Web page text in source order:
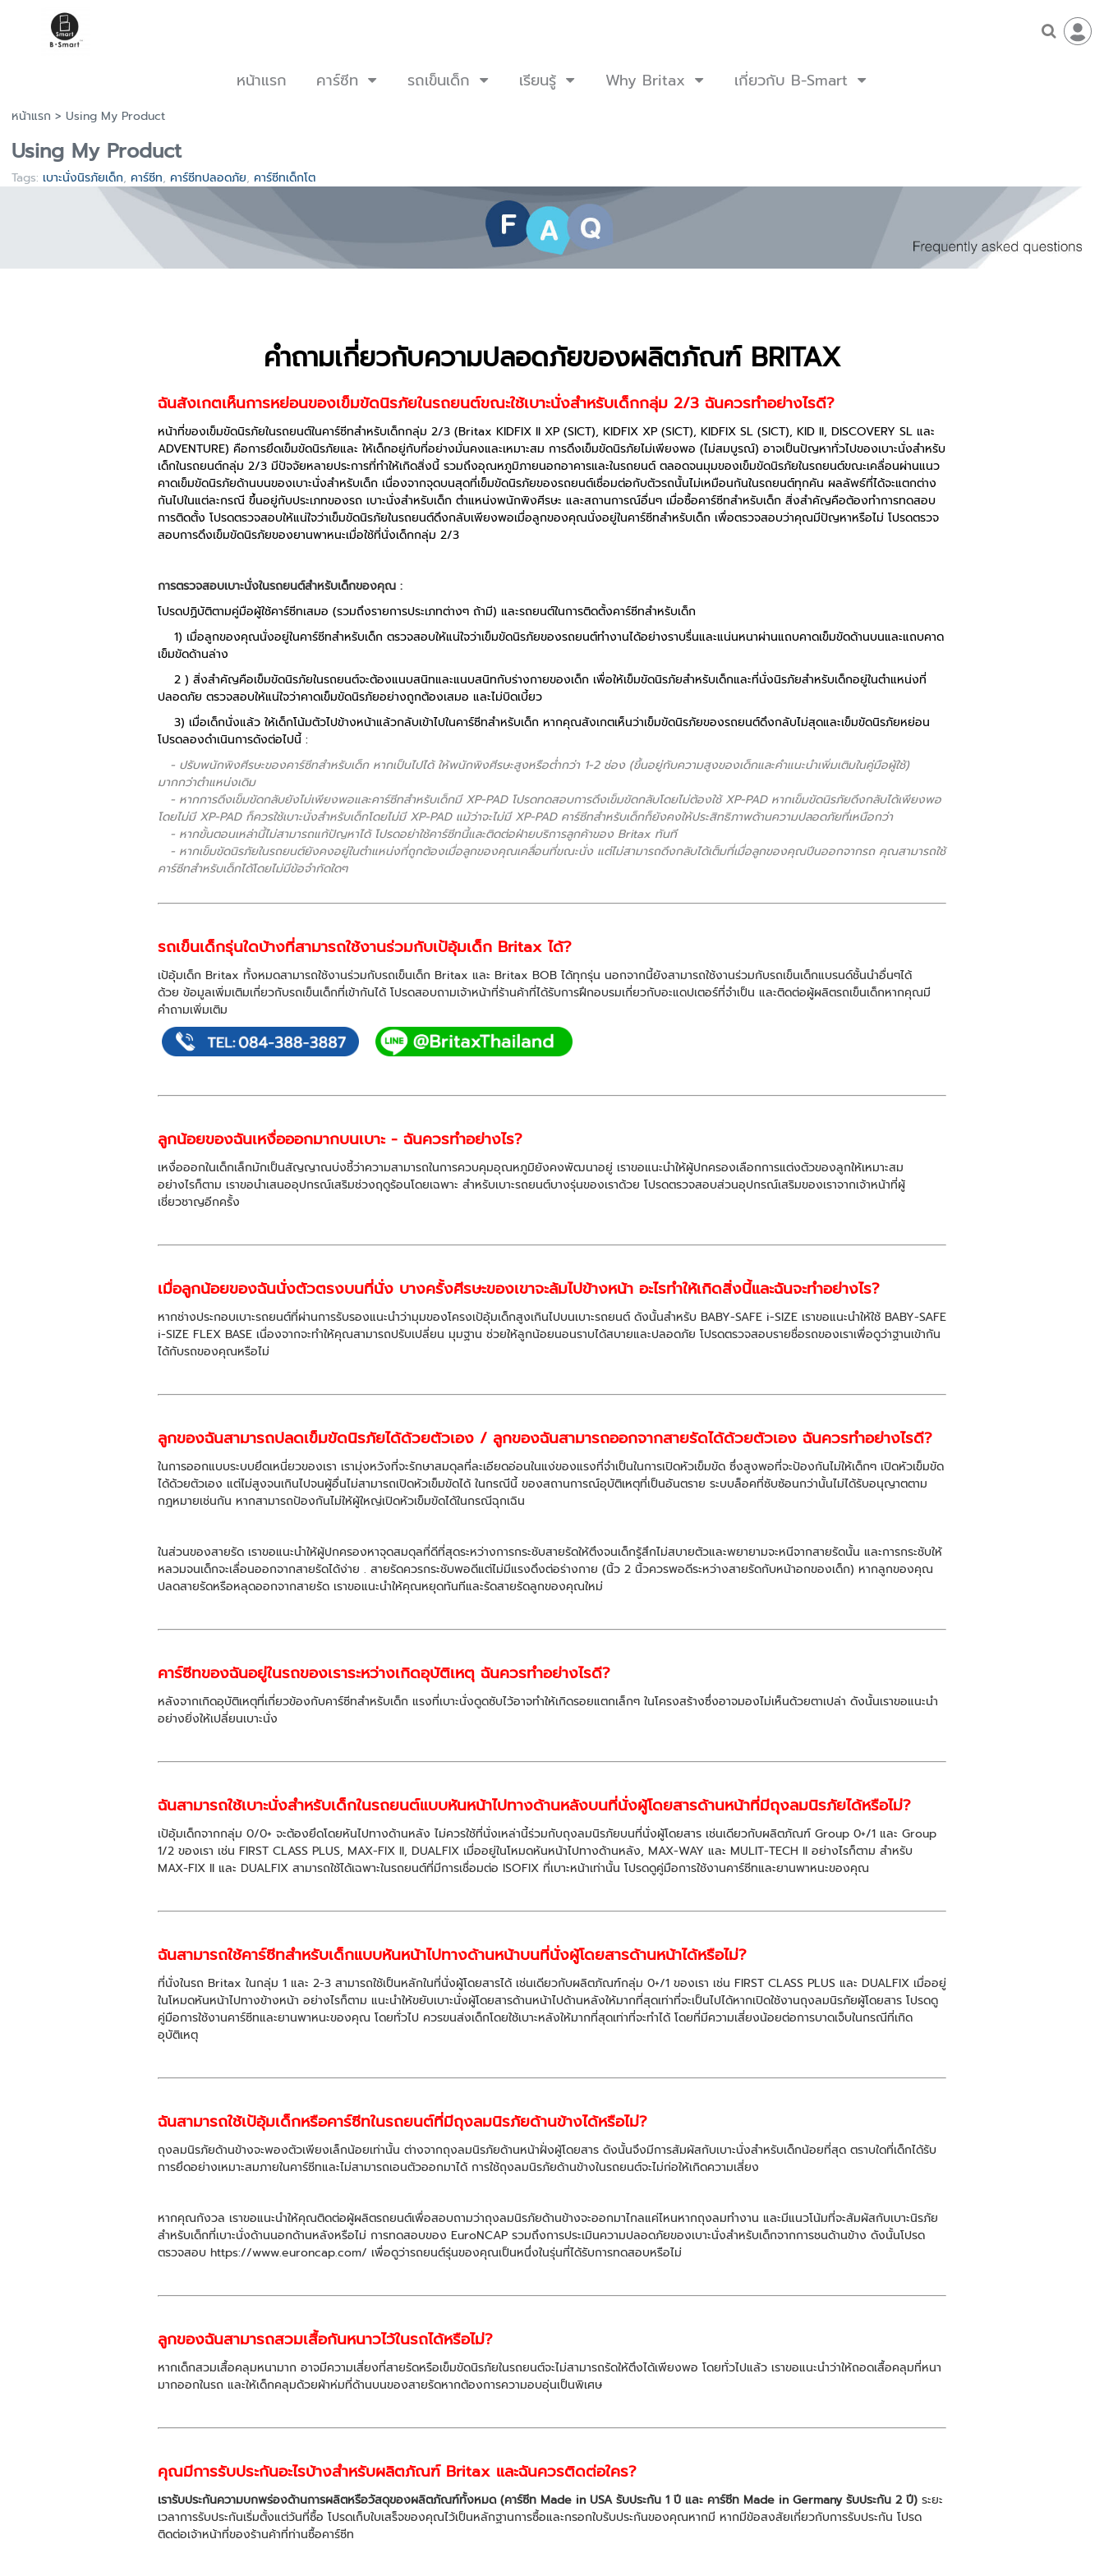
หน้าแรก คาร์ซีท รถเข็นเด็ก เรียนรู้ Why Britax เกี่ยวกับ B-Smart
หน้าแรก > Using My Product
Using My Product
Tags: เบาะนั่งนิรภัยเด็ก, คาร์ซีท, คาร์ซีทปลอดภัย, คาร์ซีทเด็กโต
คำถามเกี่ยวกับความปลอดภัยของผลิตภัณฑ์ BRITAX
ฉันสังเกตเห็นการหย่อนของเข็มขัดนิรภัยในรถยนต์ขณะใช้เบาะนั่งสำหรับเด็กกลุ่ม 2/3 ฉันควรทำอย่างไรดี?
หน้าที่ของเข็มขัดนิรภัยในรถยนต์ในคาร์ซีทสำหรับเด็กกลุ่ม 2/3 (Britax KIDFIX II XP (SICT), KIDFIX XP (SICT), KIDFIX SL (SICT), KID II, DISCOVERY SL และ
ADVENTURE) คือการยึดเข็มขัดนิรภัยและ ให้เด็กอยู่กับที่อย่างมั่นคงและเหมาะสม การดึงเข็มขัดนิรภัยไม่เพียงพอ (ไม่สมบูรณ์) อาจเป็นปัญหาทั่วไปของเบาะนั่งสำหรับ
เด็กในรถยนต์กลุ่ม 2/3 มีปัจจัยหลายประการที่ทำให้เกิดสิ่งนี้ รวมถึงอุณหภูมิภายนอกอาคารและในรถยนต์ ตลอดจนมุมของเข็มขัดนิรภัยในรถยนต์ขณะเคลื่อนผ่านแนว
คาดเข็มขัดนิรภัยด้านบนของเบาะนั่งสำหรับเด็ก เนื่องจากจุดบนสุดที่เข็มขัดนิรภัยของรถยนต์เชื่อมต่อกับตัวรถนั้นไม่เหมือนกันในรถยนต์ทุกคัน ผลลัพธ์ที่ได้จะแตกต่าง
กันไปในแต่ละกรณี ขึ้นอยู่กับประเภทของรถ เบาะนั่งสำหรับเด็ก ตำแหน่งพนักพิงศีรษะ และสถานการณ์อื่นๆ เมื่อซื้อคาร์ซีทสำหรับเด็ก สิ่งสำคัญคือต้องทำการทดสอบ
การติดตั้ง โปรดตรวจสอบให้แน่ใจว่าเข็มขัดนิรภัยในรถยนต์ดึงกลับเพียงพอเมื่อลูกของคุณนั่งอยู่ในคาร์ซีทสำหรับเด็ก เพื่อตรวจสอบว่าคุณมีปัญหาหรือไม่ โปรดตรวจ
สอบการดึงเข็มขัดนิรภัยของยานพาหนะเมื่อใช้ที่นั่งเด็กกลุ่ม 2/3
การตรวจสอบเบาะนั่งในรถยนต์สำหรับเด็กของคุณ :
โปรดปฏิบัติตามคู่มือผู้ใช้คาร์ซีทเสมอ (รวมถึงรายการประเภทต่างๆ ถ้ามี) และรถยนต์ในการติดตั้งคาร์ซีทสำหรับเด็ก
1) เมื่อลูกของคุณนั่งอยู่ในคาร์ซีทสำหรับเด็ก ตรวจสอบให้แน่ใจว่าเข็มขัดนิรภัยของรถยนต์ทำงานได้อย่างราบรื่นและแน่นหนาผ่านแถบคาดเข็มขัดด้านบนและแถบคาด
เข็มขัดด้านล่าง
2 ) สิ่งสำคัญคือเข็มขัดนิรภัยในรถยนต์จะต้องแนบสนิทและแนบสนิทกับร่างกายของเด็ก เพื่อให้เข็มขัดนิรภัยสำหรับเด็กและที่นั่งนิรภัยสำหรับเด็กอยู่ในตำแหน่งที่
ปลอดภัย ตรวจสอบให้แน่ใจว่าคาดเข็มขัดนิรภัยอย่างถูกต้องเสมอ และไม่บิดเบี้ยว
3) เมื่อเด็กนั่งแล้ว ให้เด็กโน้มตัวไปข้างหน้าแล้วกลับเข้าไปในคาร์ซีทสำหรับเด็ก หากคุณสังเกตเห็นว่าเข็มขัดนิรภัยของรถยนต์ดึงกลับไม่สุดและเข็มขัดนิรภัยหย่อน
โปรดลองดำเนินการดังต่อไปนี้ :
- ปรับพนักพิงศีรษะของคาร์ซีทสำหรับเด็ก หากเป็นไปได้ ให้พนักพิงศีรษะสูงหรือต่ำกว่า 1-2 ช่อง (ขึ้นอยู่กับความสูงของเด็กและคำแนะนำเพิ่มเติมในคู่มือผู้ใช้)
มากกว่าตำแหน่งเดิม
- หากการดึงเข็มขัดกลับยังไม่เพียงพอและคาร์ซีทสำหรับเด็กมี XP-PAD โปรดทดสอบการดึงเข็มขัดกลับโดยไม่ต้องใช้ XP-PAD หากเข็มขัดนิรภัยดึงกลับได้เพียงพอ
โดยไม่มี XP-PAD ก็ควรใช้เบาะนั่งสำหรับเด็กโดยไม่มี XP-PAD แม้ว่าจะไม่มี XP-PAD คาร์ซีทสำหรับเด็กก็ยังคงให้ประสิทธิภาพด้านความปลอดภัยที่เหนือกว่า
- หากขั้นตอนเหล่านี้ไม่สามารถแก้ปัญหาได้ โปรดอย่าใช้คาร์ซีทนี้และติดต่อฝ่ายบริการลูกค้าของ Britax ทันที
- หากเข็มขัดนิรภัยในรถยนต์ยังคงอยู่ในตำแหน่งที่ถูกต้องเมื่อลูกของคุณเคลื่อนที่ขณะนั่ง แต่ไม่สามารถดึงกลับได้เต็มที่เมื่อลูกของคุณปีนออกจากรถ คุณสามารถใช้
คาร์ซีทสำหรับเด็กได้โดยไม่มีข้อจำกัดใดๆ
รถเข็นเด็กรุ่นใดบ้างที่สามารถใช้งานร่วมกับเป้อุ้มเด็ก Britax ได้?
เป้อุ้มเด็ก Britax ทั้งหมดสามารถใช้งานร่วมกับรถเข็นเด็ก Britax และ Britax BOB ได้ทุกรุ่น นอกจากนี้ยังสามารถใช้งานร่วมกับรถเข็นเด็กแบรนด์ชั้นนำอื่นๆได้
ด้วย ข้อมูลเพิ่มเติมเกี่ยวกับรถเข็นเด็กที่เข้ากันได้ โปรดสอบถามเจ้าหน้าที่ร้านค้าที่ได้รับการฝึกอบรมเกี่ยวกับอะแดปเตอร์ที่จำเป็น และติดต่อผู้ผลิตรถเข็นเด็กหากคุณมี
คำถามเพิ่มเติม
ลูกน้อยของฉันเหงื่อออกมากบนเบาะ - ฉันควรทำอย่างไร?
เหงื่อออกในเด็กเล็กมักเป็นสัญญาณบ่งชี้ว่าความสามารถในการควบคุมอุณหภูมิยังคงพัฒนาอยู่ เราขอแนะนำให้ผู้ปกครองเลือกการแต่งตัวของลูกให้เหมาะสม
อย่างไรก็ตาม เราขอนำเสนออุปกรณ์เสริมช่วงฤดูร้อนโดยเฉพาะ สำหรับเบาะรถยนต์บางรุ่นของเราด้วย โปรดตรวจสอบส่วนอุปกรณ์เสริมของเราจากเจ้าหน้าที่ผู้
เชี่ยวชาญอีกครั้ง
เมื่อลูกน้อยของฉันนั่งตัวตรงบนที่นั่ง บางครั้งศีรษะของเขาจะล้มไปข้างหน้า อะไรทำให้เกิดสิ่งนี้และฉันจะทำอย่างไร?
หากช่างประกอบเบาะรถยนต์ที่ผ่านการรับรองแนะนำว่ามุมของโครงเป้อุ้มเด็กสูงเกินไปบนเบาะรถยนต์ ดังนั้นสำหรับ BABY-SAFE i-SIZE เราขอแนะนำให้ใช้ BABY-SAFE
i-SIZE FLEX BASE เนื่องจากจะทำให้คุณสามารถปรับเปลี่ยน มุมฐาน ช่วยให้ลูกน้อยนอนราบได้สบายและปลอดภัย โปรดตรวจสอบรายชื่อรถของเราเพื่อดูว่าฐานเข้ากัน
ได้กับรถของคุณหรือไม่
ลูกของฉันสามารถปลดเข็มขัดนิรภัยได้ด้วยตัวเอง / ลูกของฉันสามารถออกจากสายรัดได้ด้วยตัวเอง ฉันควรทำอย่างไรดี?
ในการออกแบบระบบยึดเหนี่ยวของเรา เรามุ่งหวังที่จะรักษาสมดุลที่ละเอียดอ่อนในแง่ของแรงที่จำเป็นในการเปิดหัวเข็มขัด ซึ่งสูงพอที่จะป้องกันไม่ให้เด็กๆ เปิดหัวเข็มขัด
ได้ด้วยตัวเอง แต่ไม่สูงจนเกินไปจนผู้อื่นไม่สามารถเปิดหัวเข็มขัดได้ ในกรณีนี้ ของสถานการณ์อุบัติเหตุที่เป็นอันตราย ระบบล็อคที่ซับซ้อนกว่านั้นไม่ได้รับอนุญาตตาม
กฎหมายเช่นกัน หากสามารถป้องกันไม่ให้ผู้ใหญ่เปิดหัวเข็มขัดได้ในกรณีฉุกเฉิน
ในส่วนของสายรัด เราขอแนะนำให้ผู้ปกครองหาจุดสมดุลที่ดีที่สุดระหว่างการกระชับสายรัดให้ตึงจนเด็กรู้สึกไม่สบายตัวและพยายามจะหนีจากสายรัดนั้น และการกระชับให้
หลวมจนเด็กจะเลื่อนออกจากสายรัดได้ง่าย . สายรัดควรกระชับพอดีแต่ไม่มีแรงดึงต่อร่างกาย (นิ้ว 2 นิ้วควรพอดีระหว่างสายรัดกับหน้าอกของเด็ก) หากลูกของคุณ
ปลดสายรัดหรือหลุดออกจากสายรัด เราขอแนะนำให้คุณหยุดทันทีและรัดสายรัดลูกของคุณใหม่
คาร์ซีทของฉันอยู่ในรถของเราระหว่างเกิดอุบัติเหตุ ฉันควรทำอย่างไรดี?
หลังจากเกิดอุบัติเหตุที่เกี่ยวข้องกับคาร์ซีทสำหรับเด็ก แรงที่เบาะนั่งดูดซับไว้อาจทำให้เกิดรอยแตกเล็กๆ ในโครงสร้างซึ่งอาจมองไม่เห็นด้วยตาเปล่า ดังนั้นเราขอแนะนำ
อย่างยิ่งให้เปลี่ยนเบาะนั่ง
ฉันสามารถใช้เบาะนั่งสำหรับเด็กในรถยนต์แบบหันหน้าไปทางด้านหลังบนที่นั่งผู้โดยสารด้านหน้าที่มีถุงลมนิรภัยได้หรือไม่?
เป้อุ้มเด็กจากกลุ่ม 0/0+ จะต้องยึดโดยหันไปทางด้านหลัง ไม่ควรใช้ที่นั่งเหล่านี้ร่วมกับถุงลมนิรภัยบนที่นั่งผู้โดยสาร เช่นเดียวกับผลิตภัณฑ์ Group 0+/1 และ Group
1/2 ของเรา เช่น FIRST CLASS PLUS, MAX-FIX II, DUALFIX เมื่ออยู่ในโหมดหันหน้าไปทางด้านหลัง, MAX-WAY และ MULIT-TECH II อย่างไรก็ตาม สำหรับ
MAX-FIX II และ DUALFIX สามารถใช้ได้เฉพาะในรถยนต์ที่มีการเชื่อมต่อ ISOFIX ที่เบาะหน้าเท่านั้น โปรดดูคู่มือการใช้งานคาร์ซีทและยานพาหนะของคุณ
ฉันสามารถใช้คาร์ซีทสำหรับเด็กแบบหันหน้าไปทางด้านหน้าบนที่นั่งผู้โดยสารด้านหน้าได้หรือไม่?
ที่นั่งในรถ Britax ในกลุ่ม 1 และ 2-3 สามารถใช้เป็นหลักในที่นั่งผู้โดยสารได้ เช่นเดียวกับผลิตภัณฑ์กลุ่ม 0+/1 ของเรา เช่น FIRST CLASS PLUS และ DUALFIX เมื่ออยู่
ในโหมดหันหน้าไปทางข้างหน้า อย่างไรก็ตาม แนะนำให้ขยับเบาะนั่งผู้โดยสารด้านหน้าไปด้านหลังให้มากที่สุดเท่าที่จะเป็นไปได้หากเปิดใช้งานถุงลมนิรภัยผู้โดยสาร โปรดดู
คู่มือการใช้งานคาร์ซีทและยานพาหนะของคุณ โดยทั่วไป ควรขนส่งเด็กโดยใช้เบาะหลังให้มากที่สุดเท่าที่จะทำได้ โดยที่มีความเสี่ยงน้อยต่อการบาดเจ็บในกรณีที่เกิด
อุบัติเหตุ
ฉันสามารถใช้เป้อุ้มเด็กหรือคาร์ซีทในรถยนต์ที่มีถุงลมนิรภัยด้านข้างได้หรือไม่?
ถุงลมนิรภัยด้านข้างจะพองตัวเพียงเล็กน้อยเท่านั้น ต่างจากถุงลมนิรภัยด้านหน้าฝั่งผู้โดยสาร ดังนั้นจึงมีการสัมผัสกับเบาะนั่งสำหรับเด็กน้อยที่สุด ตราบใดที่เด็กได้รับ
การยึดอย่างเหมาะสมภายในคาร์ซีทและไม่สามารถเอนตัวออกมาได้ การใช้ถุงลมนิรภัยด้านข้างในรถยนต์จะไม่ก่อให้เกิดความเสี่ยง
หากคุณกังวล เราขอแนะนำให้คุณติดต่อผู้ผลิตรถยนต์เพื่อสอบถามว่าถุงลมนิรภัยด้านข้างจะออกมาไกลแค่ไหนหากถุงลมทำงาน และมีแนวโน้มที่จะสัมผัสกับเบาะนิรภัย
สำหรับเด็กที่เบาะนั่งด้านนอกด้านหลังหรือไม่ การทดสอบของ EuroNCAP รวมถึงการประเมินความปลอดภัยของเบาะนั่งสำหรับเด็กจากการชนด้านข้าง ดังนั้นโปรด
ตรวจสอบ https://www.euroncap.com/ เพื่อดูว่ารถยนต์รุ่นของคุณเป็นหนึ่งในรุ่นที่ได้รับการทดสอบหรือไม่
ลูกของฉันสามารถสวมเสื้อกันหนาวไว้ในรถได้หรือไม่?
หากเด็กสวมเสื้อคลุมหนามาก อาจมีความเสี่ยงที่สายรัดหรือเข็มขัดนิรภัยในรถยนต์จะไม่สามารถรัดให้ตึงได้เพียงพอ โดยทั่วไปแล้ว เราขอแนะนำว่าให้ถอดเสื้อคลุมที่หนา
มากออกในรถ และให้เด็กคลุมด้วยผ้าห่มที่ด้านบนของสายรัดหากต้องการความอบอุ่นเป็นพิเศษ
คุณมีการรับประกันอะไรบ้างสำหรับผลิตภัณฑ์ Britax และฉันควรติดต่อใคร?
เรารับประกันความบกพร่องด้านการผลิตหรือวัสดุของผลิตภัณฑ์ทั้งหมด (คาร์ซีท Made in USA รับประกัน 1 ปี และ คาร์ซีท Made in Germany รับประกัน 2 ปี) ระยะ
เวลาการรับประกันเริ่มตั้งแต่วันที่ซื้อ โปรดเก็บใบเสร็จของคุณไว้เป็นหลักฐานการซื้อและกรอกใบรับประกันของคุณหากมี หากมีข้อสงสัยเกี่ยวกับการรับประกัน โปรด
ติดต่อเจ้าหน้าที่ของร้านค้าที่ท่านซื้อคาร์ซีท